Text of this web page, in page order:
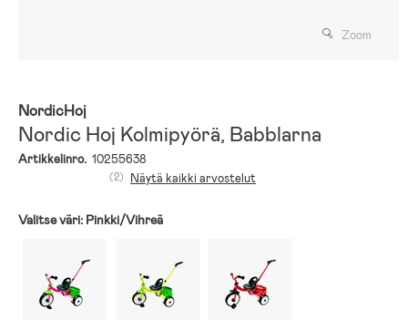
Zoom
NordicHoj
Nordic Hoj Kolmipyörä, Babblarna
Artikkelinro. 10255638
(2) Näytä kaikki arvostelut
Valitse väri: Pinkki/Vihreä